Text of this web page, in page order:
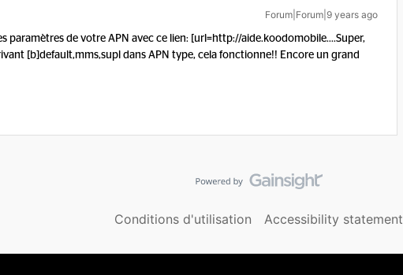
Forum|Forum|9 years ago
paramètres de votre APN avec ce lien: [url=http://aide.koodomobile....Super,
[b]default,mms,supl dans APN type, cela fonctionne!! Encore un grand
Conditions d'utilisation Accessibility statement